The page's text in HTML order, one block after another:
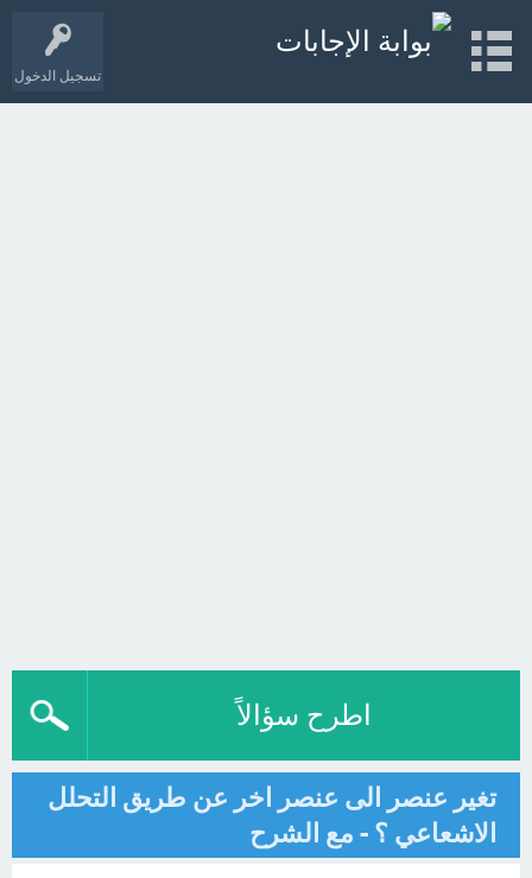
تسجيل الدخول
اطرح سؤالاً
تغير عنصر الى عنصر اخر عن طريق التحلل
الاشعاعي ؟ - مع الشرح